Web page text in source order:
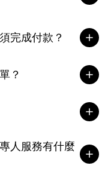
完成付款？
？
人服務有什麼